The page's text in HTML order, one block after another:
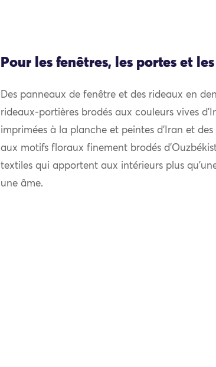
Pour les fenêtres, les portes et
Des panneaux de fenêtre et des rideaux en
rideaux-portières brodés aux couleurs vives
imprimées à la planche et peintes d’Iran et
aux motifs floraux finement brodés
textiles qui apportent aux intérieurs plus
une âme.